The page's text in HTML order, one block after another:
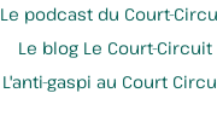
Le podcast du Court-
Le blog Le Court-Circuit
L'anti-gaspi au Court